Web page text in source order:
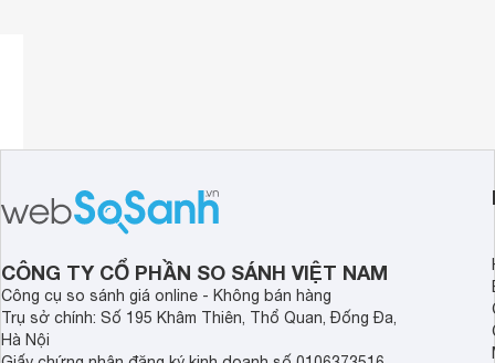
CÔNG TY CỔ PHẦN SO SÁNH VIỆT NAM
Công cụ so sánh giá online - Không bán hàng
Trụ sở chính: Số 195 Khâm Thiên, Thổ Quan, Đống Đa,
Hà Nội